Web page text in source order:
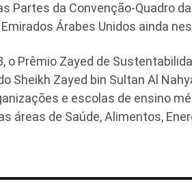
Partes da Convenção-Quadro
Árabes Unidos ainda
o Prêmio Zayed de
Sheikh Zayed bin Sultan Al
e escolas de ensino
áreas de Saúde, Alimentos,